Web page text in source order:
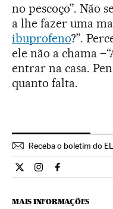
no pescoço”. Não
a lhe fazer uma
ibuprofeno?”.
ele não a chama
entrar na casa.
quanto falta.
Receba o boletim do
Opiniao El País Brasil
Opiniao El País
Opiniao El
MAIS INFORMAÇÕES